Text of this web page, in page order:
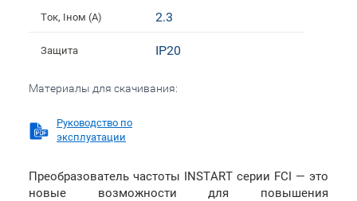
Ток, Iном (А) 2.3
Защита IP20
Материалы для скачивания:
Руководство по
эксплуатации
Преобразователь частоты INSTART серии FCI — это
новые возможности для повышения